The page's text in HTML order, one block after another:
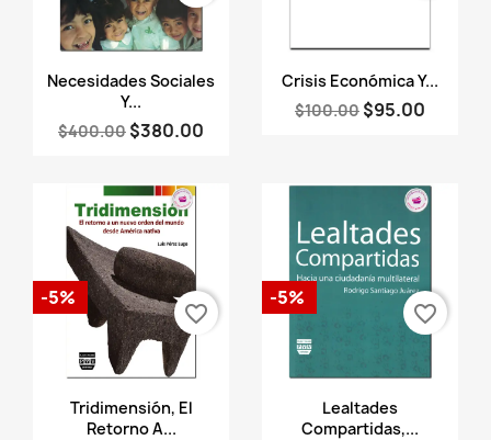
Vista rápida
Necesidades Sociales
Y...
$400.00 $380.00
Vista rápida
Crisis Económica Y...
$100.00 $95.00
Vista rápida
Tridimensión, El
Retorno A...
-5%
favorite_border
Vista rápida
Lealtades
Compartidas,...
-5%
favorite_border